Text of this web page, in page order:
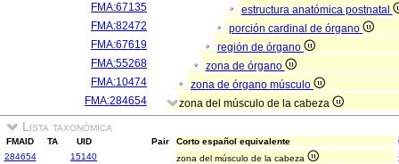
FMA:67135
estructura anatómica postnatal
FMA:82472
porción cardinal de órgano
FMA:67619
región de órgano
FMA:55268
zona de órgano
FMA:10474
zona de órgano músculo
FMA:284654
zona del músculo de la cabeza
Lista taxonómica
FMAID TA UID Pair Corto español equivalente
284654
15140 zona del músculo de la cabeza